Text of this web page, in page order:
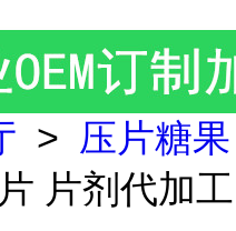
> 压片糖果
片剂代加工